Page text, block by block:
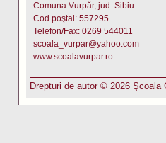
Comuna Vurpăr, jud. Sibiu
Cod poştal: 557295
Telefon/Fax: 0269 544011
scoala_vurpar@yahoo.com
www.scoalavurpar.ro
Drepturi de autor © 2026 Şcoala